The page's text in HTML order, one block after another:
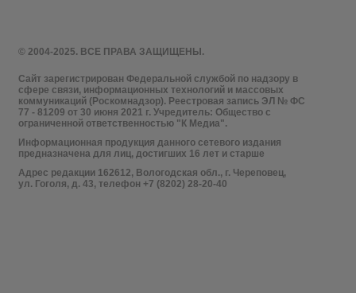
© 2004-2025. ВСЕ ПРАВА ЗАЩИЩЕНЫ.
Сайт зарегистрирован Федеральной службой по надзору в
сфере связи, информационных технологий и массовых
коммуникаций (Роскомнадзор). Реестровая запись ЭЛ № ФС
77 - 81209 от 30 июня 2021 г. Учредитель: Общество с
ограниченной ответственностью "К Медиа".
Информационная продукция данного сетевого издания
предназначена для лиц, достигших 16 лет и старше
Адрес редакции 162612, Вологодская обл., г. Череповец,
ул. Гоголя, д. 43, телефон +7 (8202) 28-20-40